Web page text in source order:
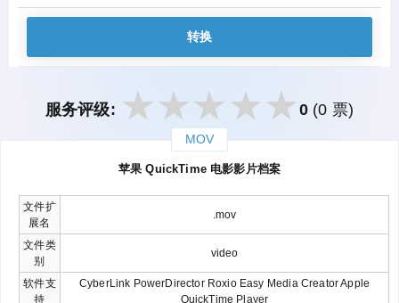
转换
服务评级: 0 (0 票)
MOV
苹果 QuickTime 电影影片档案
文件扩
展名
.mov
文件类
别
video
软件支
持
CyberLink PowerDirector Roxio Easy Media Creator Apple
QuickTime Player